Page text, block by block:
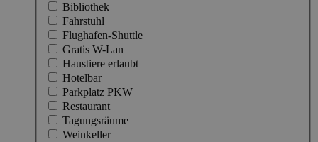
Bibliothek
Fahrstuhl
Flughafen-Shuttle
Gratis W-Lan
Haustiere erlaubt
Hotelbar
Parkplatz PKW
Restaurant
Tagungsräume
Weinkeller